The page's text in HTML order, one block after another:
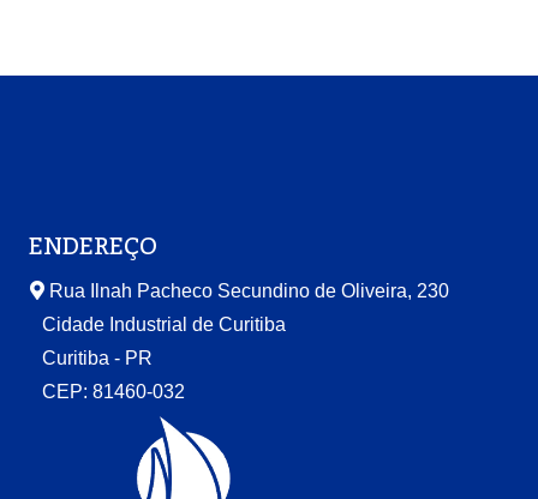
ENDEREÇO
Rua Ilnah Pacheco Secundino de Oliveira, 230
Cidade Industrial de Curitiba
Curitiba - PR
CEP: 81460-032